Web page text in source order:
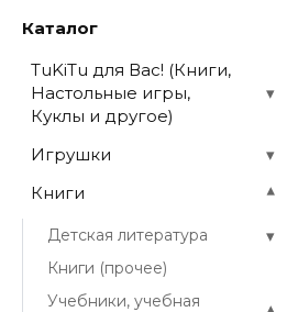
Каталог
TuKiTu для Вас! (Книги,
Настольные игры,
Куклы и другое)
▾
Игрушки
▾
Книги
▾
Детская литература ▾
Книги (прочее)
Учебники, учебная